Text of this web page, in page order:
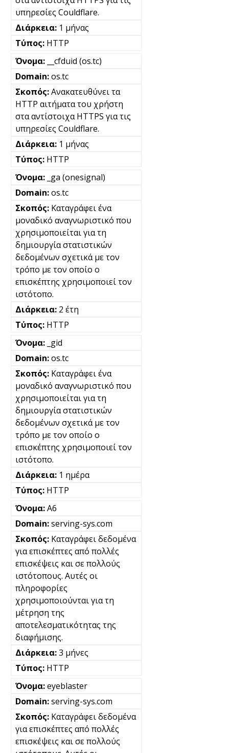
υπηρεσίες Couldflare.
1 μήνας
HTTP
__cfduid (os.tc)
os.tc
Ανακατευθύνει τα
HTTP αιτήματα του χρήστη
στα αντίστοιχα HTTPS για τις
υπηρεσίες Couldflare.
1 μήνας
HTTP
_ga (onesignal)
os.tc
Καταγράφει ένα
μοναδικό αναγνωριστικό που
χρησιμοποιείται για τη
δημιουργία στατιστικών
δεδομένων σχετικά με τον
τρόπο με τον οποίο ο
επισκέπτης χρησιμοποιεί τον
ιστότοπο.
2 έτη
HTTP
_gid
os.tc
Καταγράφει ένα
μοναδικό αναγνωριστικό που
χρησιμοποιείται για τη
δημιουργία στατιστικών
δεδομένων σχετικά με τον
τρόπο με τον οποίο ο
επισκέπτης χρησιμοποιεί τον
ιστότοπο.
1 ημέρα
HTTP
A6
serving-sys.com
Καταγράφει δεδομένα
για επισκέπτες από πολλές
επισκέψεις και σε πολλούς
ιστότοπους. Αυτές οι
πληροφορίες
χρησιμοποιούνται για τη
μέτρηση της
αποτελεσματικότητας της
διαφήμισης.
3 μήνες
HTTP
eyeblaster
serving-sys.com
Καταγράφει δεδομένα
για επισκέπτες από πολλές
επισκέψεις και σε πολλούς